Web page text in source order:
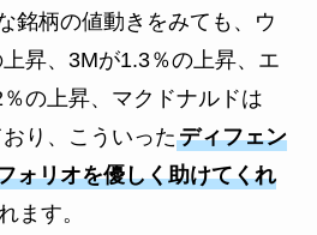
銘柄の値動きをみても、ウ
昇、3Mが1.3％の上昇、エ
の上昇、マクドナルドは
り、こういったディフェン
ォリオを優しく助けてくれ
ます。